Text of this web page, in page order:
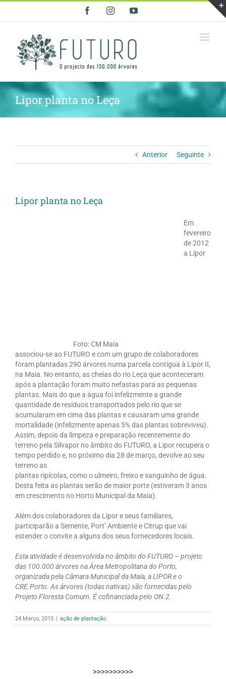
FacebookInstagramYouTube
Lipor planta no Leça
Anterior Seguinte
Lipor planta no Leça
Foto: CM Maia
Em
fevereiro
de 2012
a Lipor
associou-se ao FUTURO e com um grupo de colaboradores
foram plantadas 290 árvores numa parcela contígua à Lipor II,
na Maia. No entanto, as cheias do rio Leça que aconteceram
após a plantação foram muito nefastas para as pequenas
plantas. Mais do que a água foi infelizmente a grande
quantidade de resíduos transportados pelo rio que se
acumularam em cima das plantas e causaram uma grande
mortalidade (infelizmente apenas 5% das plantas sobreviveu).
Assim, depois da limpeza e preparação recentemente do
terreno pela Silvapor no âmbito do FUTURO, a Lipor recupera o
tempo perdido e, no próximo dia 28 de março, devolve ao seu
terreno as
plantas ripícolas, como o ulmeiro, freixo e sanguinho de água.
Desta feita as plantas serão de maior porte (estiveram 3 anos
em crescimento no Horto Municipal da Maia).
Além dos colaboradores da Lipor e seus familiares,
participarão a Semente, Port’ Ambiente e Citrup que vai
estender o convite a alguns dos seus fornecedores locais.
Esta atividade é desenvolvida no âmbito do FUTURO – projeto
das 100.000 árvores na Área Metropolitana do Porto,
organizada pela Câmara Municipal da Maia, a LIPOR e o
CRE.Porto. As árvores (todas nativas) são fornecidas pelo
Projeto Floresta Comum. É cofinanciada pelo ON.2.
24 Março, 2015 | ação de plantação
>>>>>>>>>>